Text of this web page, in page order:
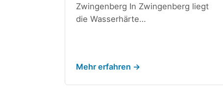
Zwingenberg In Zwingenberg liegt
die Wasserhärte…
Mehr erfahren →